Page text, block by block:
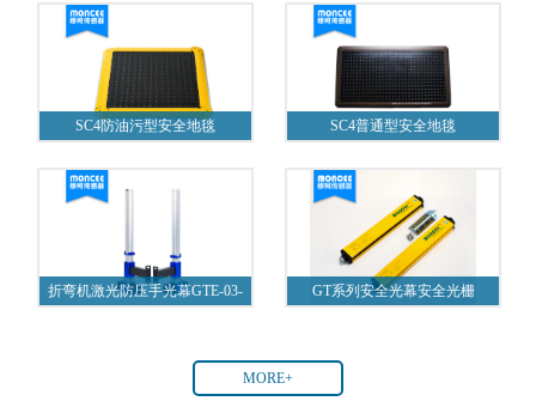
SC4防油污型安全地毯 SC4普通型安全地毯
折弯机激光防压手光幕GTE-03-
GT系列安全光幕安全光栅
MORE+